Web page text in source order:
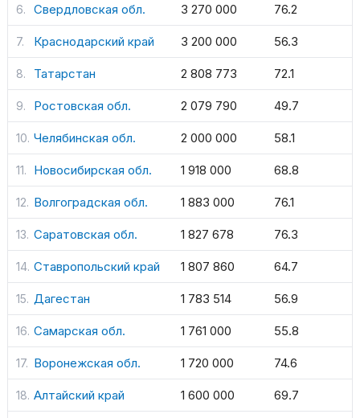
Свердловская обл. 3 270 000 76.2
Краснодарский край 3 200 000 56.3
Татарстан 2 808 773 72.1
Ростовская обл. 2 079 790 49.7
Челябинская обл. 2 000 000 58.1
Новосибирская обл. 1 918 000 68.8
Волгоградская обл. 1 883 000 76.1
Саратовская обл. 1 827 678 76.3
Ставропольский край 1 807 860 64.7
Дагестан 1 783 514 56.9
Самарская обл. 1 761 000 55.8
Воронежская обл. 1 720 000 74.6
Алтайский край 1 600 000 69.7